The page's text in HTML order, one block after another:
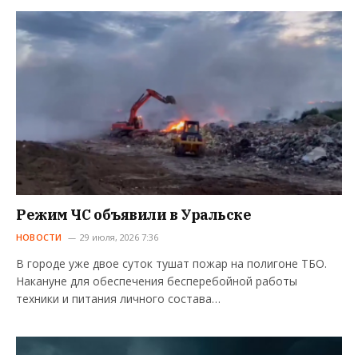
Режим ЧС объявили в Уральске
НОВОСТИ 29 июля, 2026 7:36
В городе уже двое суток тушат пожар на полигоне ТБО.
Накануне для обеспечения бесперебойной работы
техники и питания личного состава…